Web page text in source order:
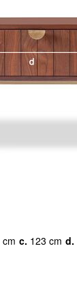
c. 123 cm d.